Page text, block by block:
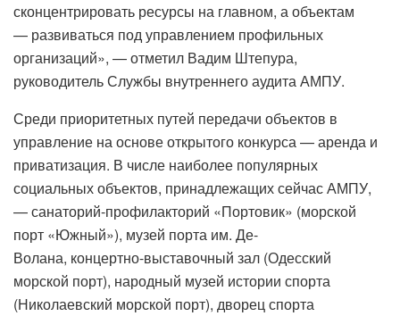
сконцентрировать ресурсы на главном, а объектам
— развиваться под управлением профильных
организаций», — отметил Вадим Штепура,
руководитель Службы внутреннего аудита АМПУ.
Среди приоритетных путей передачи объектов в
управление на основе открытого конкурса — аренда и
приватизация. В числе наиболее популярных
социальных объектов, принадлежащих сейчас АМПУ,
— санаторий-профилакторий «Портовик» (морской
порт «Южный»), музей порта им. Де-
Волана, концертно-выставочный зал (Одесский
морской порт), народный музей истории спорта
(Николаевский морской порт), дворец спорта